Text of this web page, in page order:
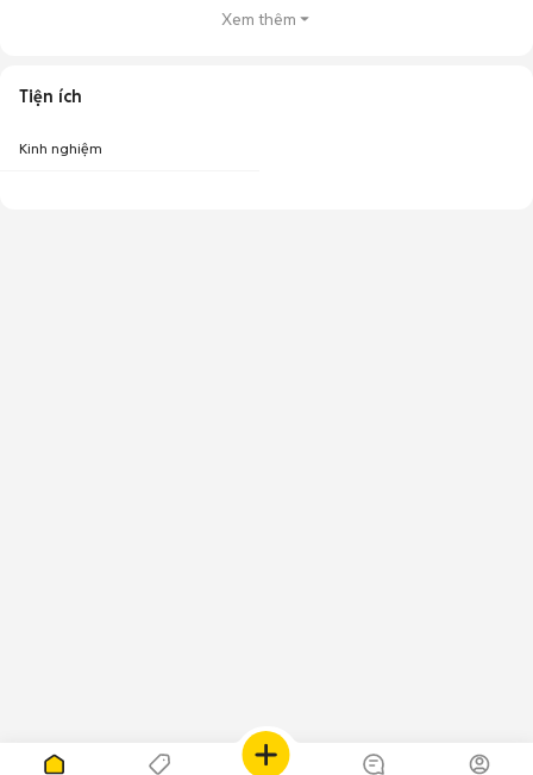
Xem thêm
Tiện ích
Kinh nghiệm